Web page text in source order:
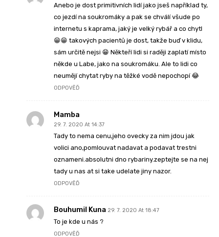
Anebo je dost primitivních lidí jako jseš například ty,
co jezdí na soukromáky a pak se chválí všude po
internetu s kaprama, jaký je velký rybář a co chytl
😁😁 takových pacientů je dost, takže buď v klidu,
sám určitě nejsi 😁 Někteří lidi si raději zaplatí místo
někde u Labe, jako na soukromáku. Ale to lidi co
neumějí chytat ryby na těžké vodě nepochopí 😂
ODPOVĚĎ
Mamba
29. 7. 2020 At 14:37
Tady to nema cenu,jeho ovecky za nim jdou jak
volici ano,pomlouvat nadavat a podavat trestni
oznameni.absolutni dno rybariny.zeptejte se na nej
tady u nas at si take udelate jiny nazor.
ODPOVĚĎ
Bouhumil Kuna 29. 7. 2020 At 18:47
To je kde u nás ?
ODPOVĚĎ